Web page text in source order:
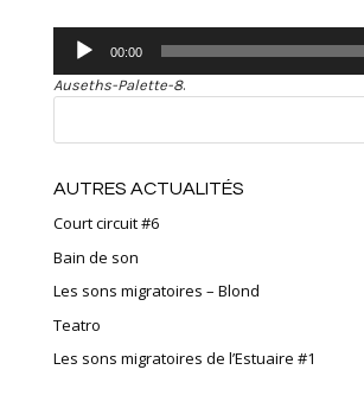
Lecteur
audio
00:00
Auseths-Palette-8.
AUTRES ACTUALITÉS
Court circuit #6
Bain de son
Les sons migratoires – Blond
Teatro
Les sons migratoires de l’Estuaire #1